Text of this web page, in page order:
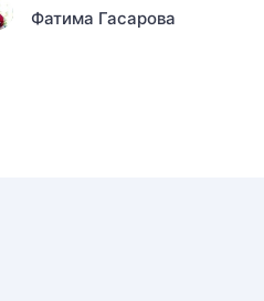
Фатима Гасарова